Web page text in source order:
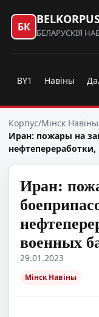
БК БЕЛАРУСКІЯ
BY1 Навіны
Корпус/Мінск Навіны
Иран: пожары на
Иран:
военных
29.01.2023
Мінск Навіны